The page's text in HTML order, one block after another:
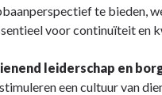
te bieden,
voor continuïteit en
leiderschap en
een cultuur van